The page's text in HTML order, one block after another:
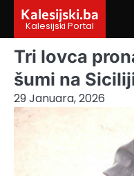
content
Kalesijski.ba
Kalesijski Portal
Tri lovca
šumi na
29 Januara, 2026